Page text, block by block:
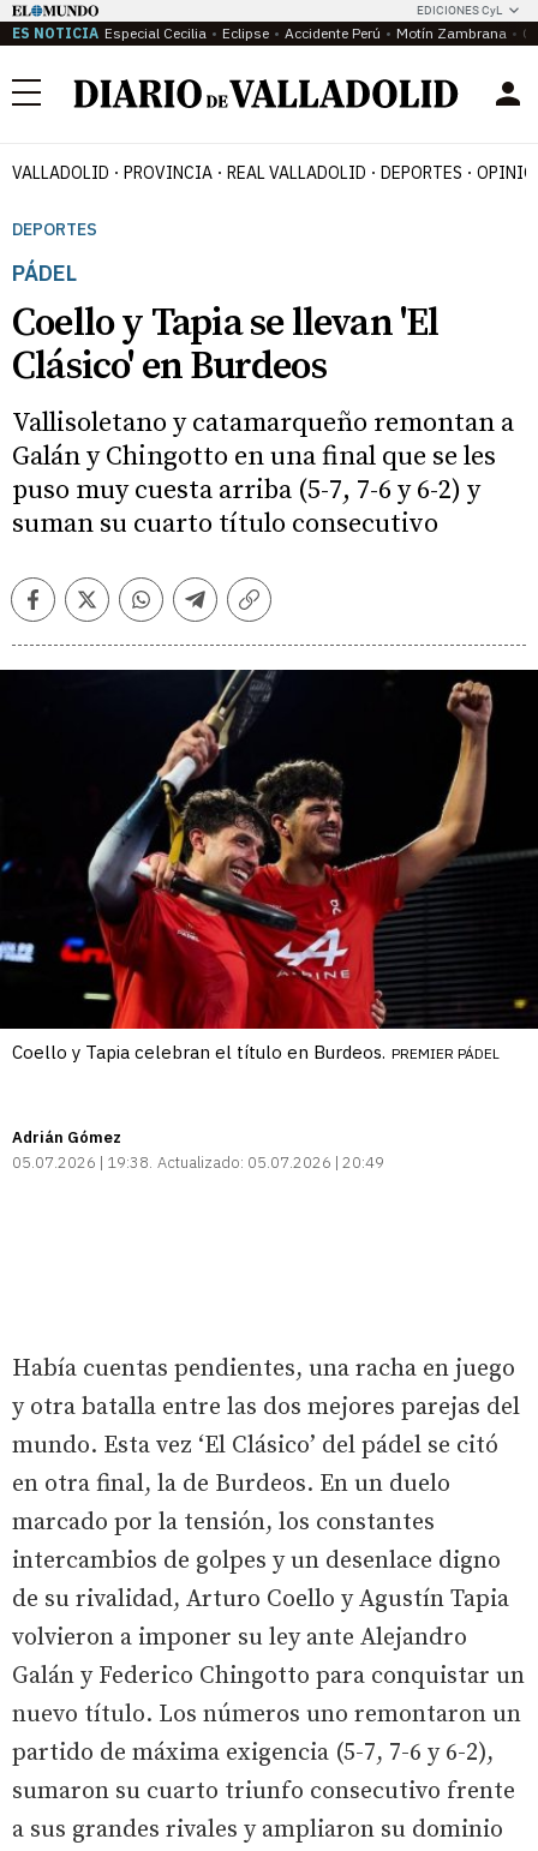
EDICIONES CyL
ES NOTICIA Especial Cecilia Eclipse Accidente Perú Motín Zambrana
Menú
VALLADOLID PROVINCIA REAL VALLADOLID DEPORTES
DEPORTES
PÁDEL
Coello y Tapia se llevan 'El
Clásico' en Burdeos
Vallisoletano y catamarqueño remontan a
Galán y Chingotto en una final que se les
puso muy cuesta arriba (5-7, 7-6 y 6-2) y
suman su cuarto título consecutivo
FacebookTwitterWhatsappTelegramCopiar
Coello y Tapia celebran el título en Burdeos. PREMIER PÁDEL
Adrián Gómez
05.07.2026 | 19:38 Actualizado: 05.07.2026 | 20:49
Había cuentas pendientes, una racha en juego
y otra batalla entre las dos mejores parejas del
mundo. Esta vez ‘El Clásico’ del pádel se citó
en otra final, la de Burdeos. En un duelo
marcado por la tensión, los constantes
intercambios de golpes y un desenlace digno
de su rivalidad, Arturo Coello y Agustín Tapia
volvieron a imponer su ley ante Alejandro
Galán y Federico Chingotto para conquistar un
nuevo título. Los números uno remontaron un
partido de máxima exigencia (5-7, 7-6 y 6-2),
sumaron su cuarto triunfo consecutivo frente
a sus grandes rivales y ampliaron su dominio